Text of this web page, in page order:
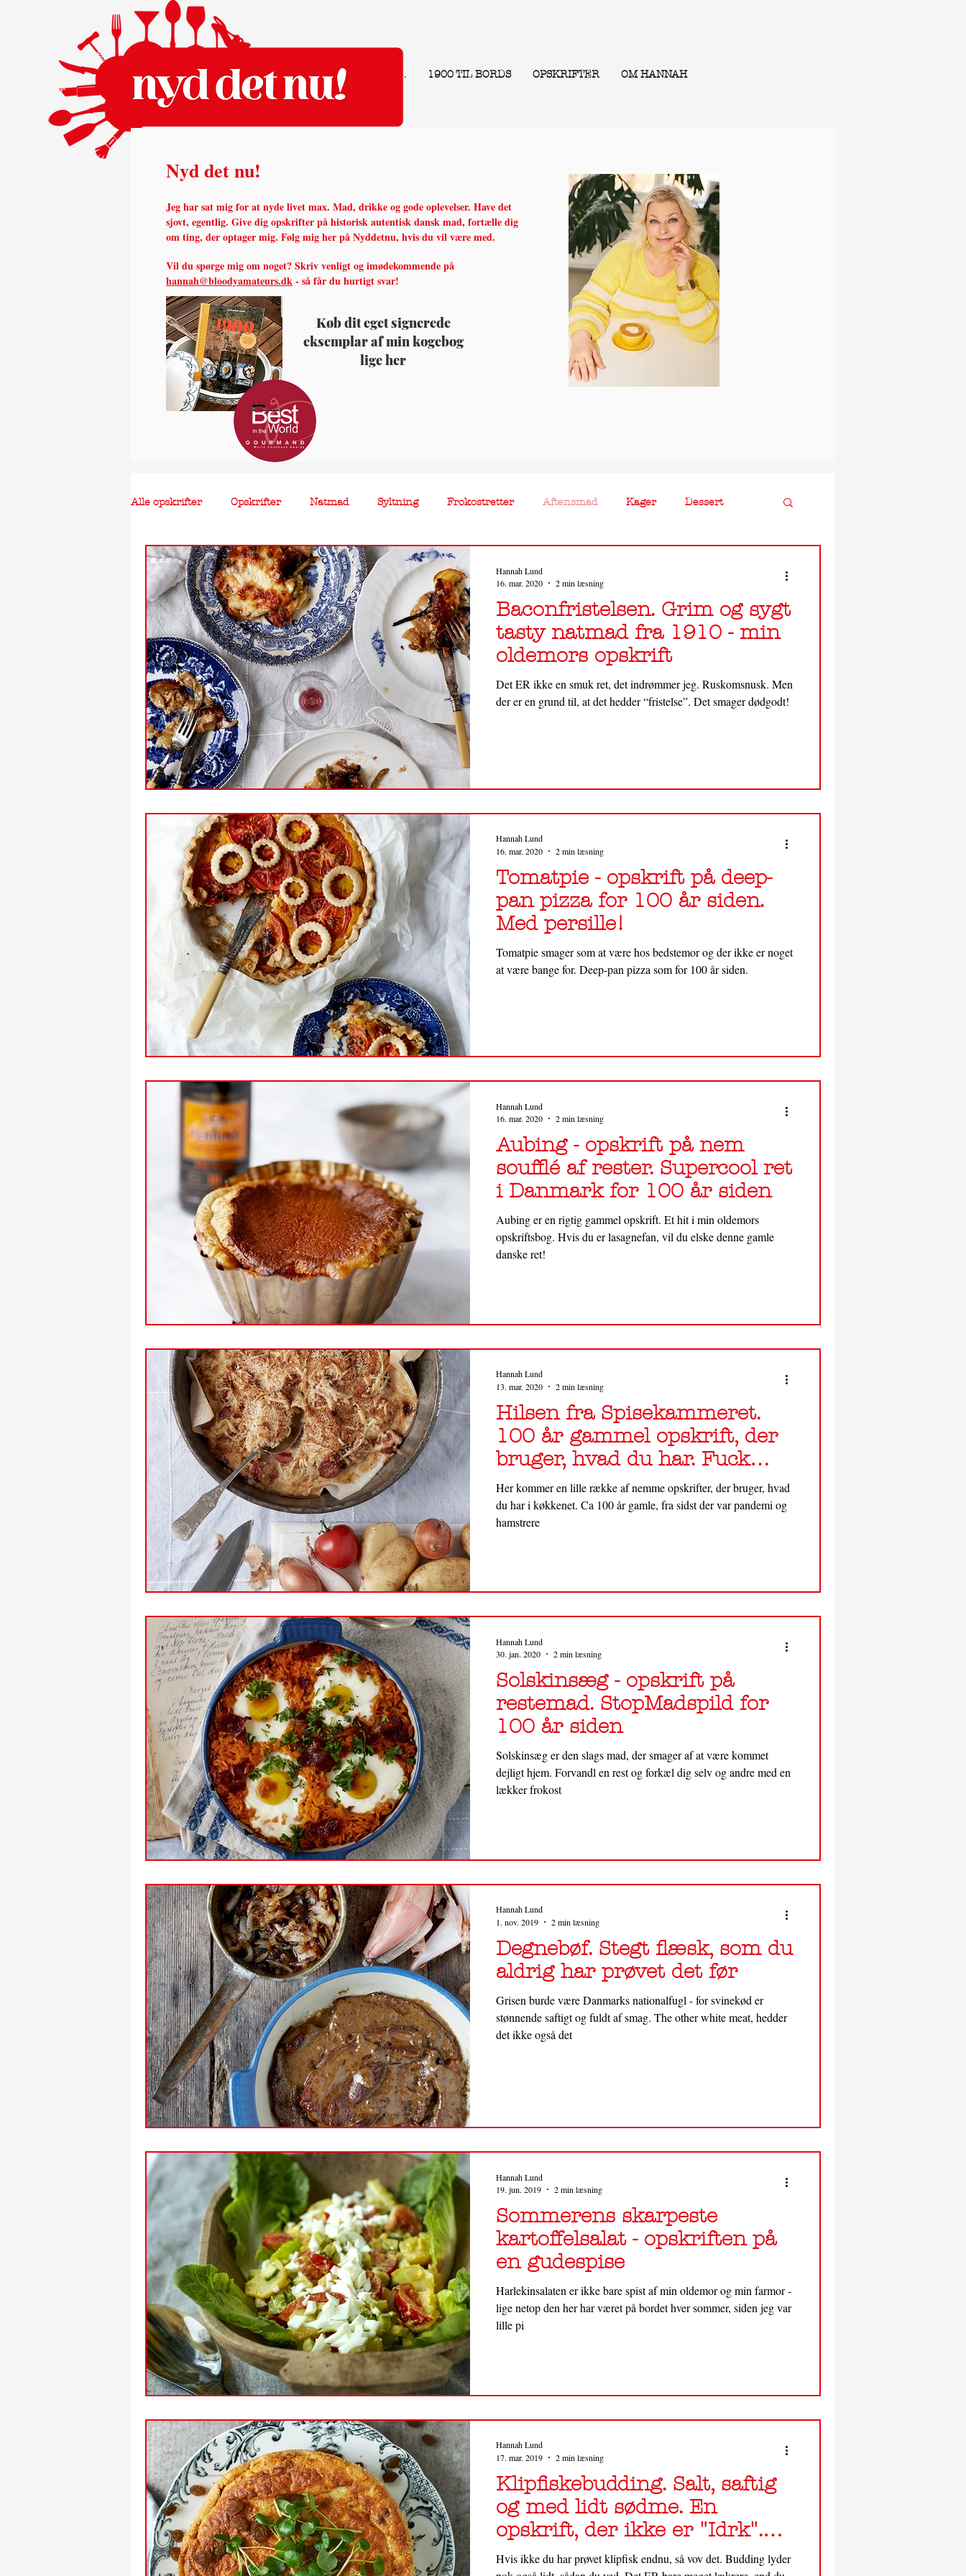
. 1900 TIL BORDS OPSKRIFTER OM HANNAH
Nyd det nu!
Jeg har sat mig for at nyde livet max. Mad, drikke og gode oplevelser. Have det
sjovt, egentlig. Give dig opskrifter på historisk autentisk dansk mad, fortælle dig
om ting, der optager mig. Følg mig her på Nyddetnu, hvis du vil være med.
Vil du spørge mig om noget? Skriv venligt og imødekommende på
hannah@bloodyamateurs.dk- så får du hurtigt svar!
Køb dit eget signerede
eksemplar af min kogebog
lige her
Alle opskrifter Opskrifter Natmad Syltning Frokostretter Aftensmad Kager Dessert
Baconfristelsen. Grim og sygt
tasty natmad fra 1910 - min
oldemors opskrift
Det ER ikke en smuk ret, det indrømmer jeg. Ruskomsnusk. Men
der er en grund til, at det hedder “fristelse”. Det smager dødgodt!
Hannah Lund
16. mar. 2020
2 min læsning
Tomatpie - opskrift på deep-
pan pizza for 100 år siden.
Med persille!
Tomatpie smager som at være hos bedstemor og der ikke er noget
at være bange for. Deep-pan pizza som for 100 år siden.
Hannah Lund
16. mar. 2020
2 min læsning
Aubing - opskrift på nem
soufflé af rester. Supercool ret
i Danmark for 100 år siden
Aubing er en rigtig gammel opskrift. Et hit i min oldemors
opskriftsbog. Hvis du er lasagnefan, vil du elske denne gamle
danske ret!
Hannah Lund
16. mar. 2020
2 min læsning
Hilsen fra Spisekammeret.
100 år gammel opskrift, der
bruger, hvad du har. Fuck
hamster-typer!!
Her kommer en lille række af nemme opskrifter, der bruger, hvad
du har i køkkenet. Ca 100 år gamle, fra sidst der var pandemi og
hamstrere
Hannah Lund
13. mar. 2020
2 min læsning
Solskinsæg - opskrift på
restemad. StopMadspild for
100 år siden
Solskinsæg er den slags mad, der smager af at være kommet
dejligt hjem. Forvandl en rest og forkæl dig selv og andre med en
lækker frokost
Hannah Lund
30. jan. 2020
2 min læsning
Degnebøf. Stegt flæsk, som du
aldrig har prøvet det før
Grisen burde være Danmarks nationalfugl - for svinekød er
stønnende saftigt og fuldt af smag. The other white meat, hedder
det ikke også det
Hannah Lund
1. nov. 2019
2 min læsning
Sommerens skarpeste
kartoffelsalat - opskriften på
en gudespise
Harlekinsalaten er ikke bare spist af min oldemor og min farmor -
lige netop den her har været på bordet hver sommer, siden jeg var
lille pi
Hannah Lund
19. jun. 2019
2 min læsning
Klipfiskebudding. Salt, saftig
og med lidt sødme. En
opskrift, der ikke er "Idrk".
Jo. Du
Hvis ikke du har prøvet klipfisk endnu, så vov det. Budding lyder
Hannah Lund
17. mar. 2019
2 min læsning